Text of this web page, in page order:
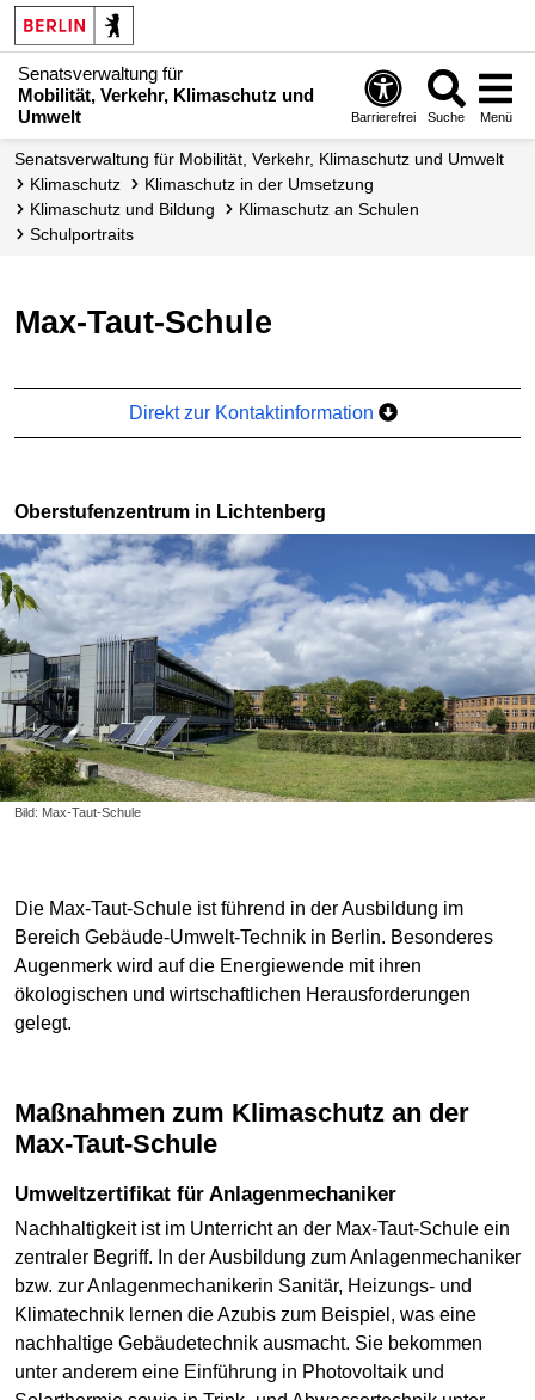
Senatsverwaltung für
Mobilität, Verkehr, Klimaschutz und
Umwelt
Barrierefrei Suche Menü
Senatsverwaltung für Mobilität, Verkehr, Klimaschutz und Umwelt
Klimaschutz
Klimaschutz in der Umsetzung
Klimaschutz und Bildung
Klimaschutz an Schulen
Schulportraits
Max-Taut-Schule
Direkt zur Kontaktinformation
Bild: Max-Taut-Schule
Oberstufenzentrum in Lichtenberg
Die Max-Taut-Schule ist führend in der Ausbildung im
Bereich Gebäude-Umwelt-Technik in Berlin. Besonderes
Augenmerk wird auf die Energiewende mit ihren
ökologischen und wirtschaftlichen Herausforderungen
gelegt.
Maßnahmen zum Klimaschutz an der
Max-Taut-Schule
Umweltzertifikat für Anlagenmechaniker
Nachhaltigkeit ist im Unterricht an der Max-Taut-Schule ein
zentraler Begriff. In der Ausbildung zum Anlagenmechaniker
bzw. zur Anlagenmechanikerin Sanitär, Heizungs- und
Klimatechnik lernen die Azubis zum Beispiel, was eine
nachhaltige Gebäudetechnik ausmacht. Sie bekommen
unter anderem eine Einführung in Photovoltaik und